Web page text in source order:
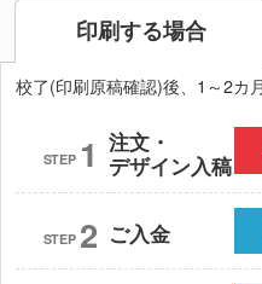
印刷する場合
校了(印刷原稿確認)後、1～2カ
STEP 1 注文・
デザイン入稿
STEP 2 ご入金